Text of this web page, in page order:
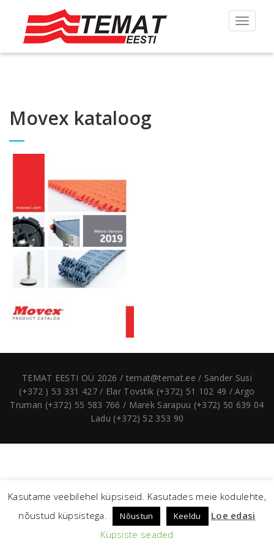
Toggle
Movex kataloog
TEMAT EESTI OÜ 2026 / temat@temat.ee / Sander Susi
(+372 ) 53 331 427 / Elar Tovstik (+372) 51 102 49 / Argo
Truman (+372) 55 583 766 / Marek Sarapuu (+372) 50 639 04
Ladu (+372) 52 353 90
Kasutame veebilehel küpsiseid. Kasutades meie kodulehte,
nõustud küpsistega.
Nõustun Keeldu
Loe edasi
Küpsiste seaded